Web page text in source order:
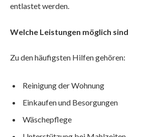
entlastet werden.
Welche Leistungen möglich sind
Zu den häufigsten Hilfen gehören:
Reinigung der Wohnung
Einkaufen und Besorgungen
Wäschepflege